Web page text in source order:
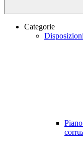
Categorie